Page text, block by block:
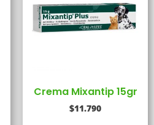
Crema Mixantip 15gr
$11.790